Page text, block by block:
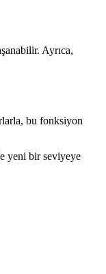
Ayrıca,
bu fonksiyon
yeni bir seviyeye